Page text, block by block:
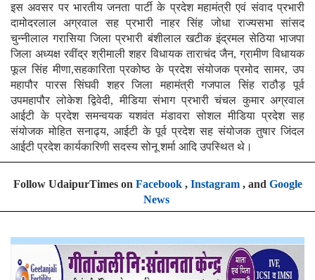
इस अवसर पर भारतीय जनता पार्टी के प्रदेश महामंत्री एवं संवाद प्रभारी
दामोदरलाल अग्रवाल सह प्रभारी नाहर सिंह जोधा राज्यसभा सांसद
चुन्नीलाल गरासिया जिला प्रभारी बंशीलाल खटीक इंद्रमल सेठिया भाजपा
जिला अध्यक्ष रवींद्र श्रीमाली शहर विधायक ताराचंद जैन, ग्रामीण विधायक
फूल सिंह मीणा,सहकारिता प्रकोष्ठ के प्रदेश संयोजक प्रमोद सामर, उप
महापौर पारस सिंघवी शहर जिला महामंत्री गजपाल सिंह राठौड़ पूर्व
उपमहापौर लोकेश द्विवेदी, मीडिया संभाग प्रभारी चंचल कुमार अग्रवाल
आईटी के प्रदेश समन्वयक यशवंत मंडावरा सोशल मीडिया प्रदेश सह
संयोजक मोहित सनाढ्य, आईटी के पूर्व प्रदेश सह संयोजक तुषार जिंदल
आईटी प्रदेश कार्यकारिणी सदस्य सोनू शर्मा आदि उपस्थित थे।
Follow UdaipurTimes on Facebook, Instagram, and Google
News